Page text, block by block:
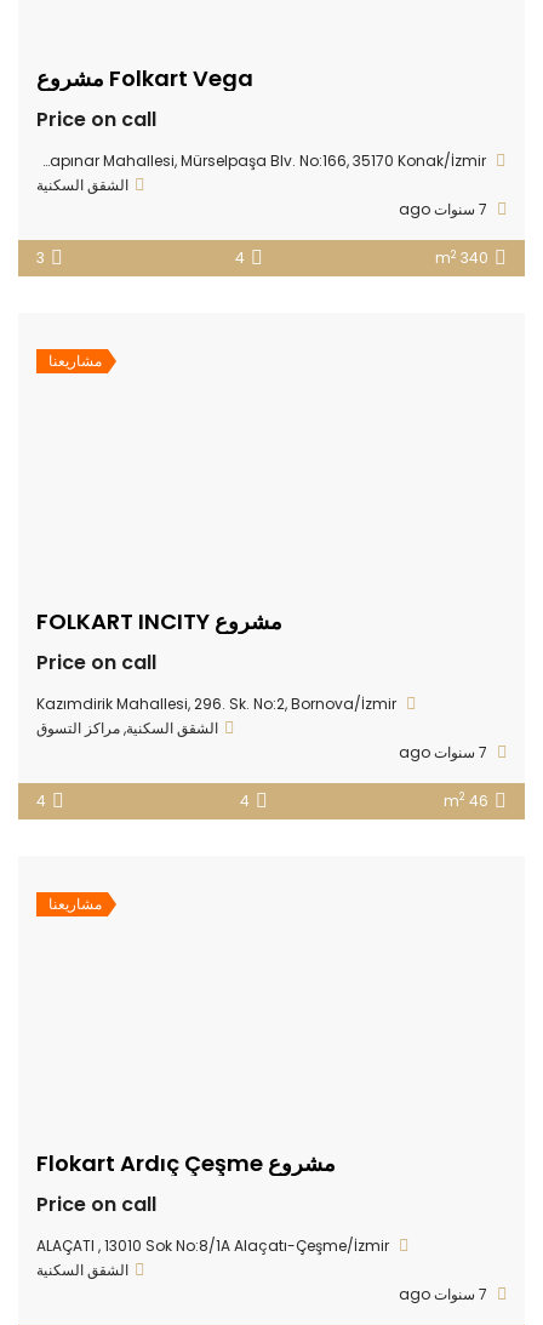
Folkart Vega مشروع
Price on call
alkapınar Mahallesi, Mürselpaşa Blv. No:166, 35170 Konak/İzmir
الشقق السكنية
340 m
2
4
3
مشاريعنا
مشروع FOLKART INCITY
Price on call
Kazımdirik Mahallesi, 296. Sk. No:2, Bornova/İzmir
الشقق السكنية,مراكز التسوق
46 m
2
4
4
مشاريعنا
مشروع Flokart Ardıç Çeşme
Price on call
ALAÇATI , 13010 Sok No:8/1A Alaçatı-Çeşme/İzmir
الشقق السكنية